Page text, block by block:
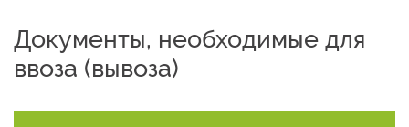
Документы, необходимые для
ввоза (вывоза)